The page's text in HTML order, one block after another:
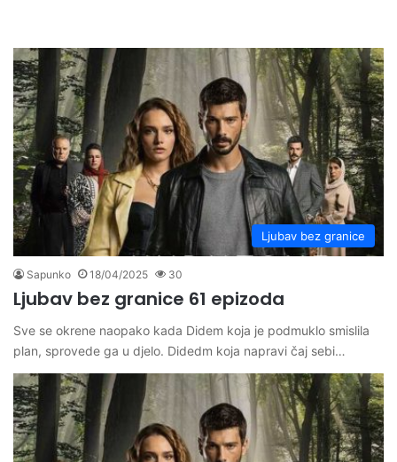
Ljubav bez granice
Sapunko 18/04/2025 30
Ljubav bez granice 61 epizoda
Sve se okrene naopako kada Didem koja je podmuklo smislila
plan, sprovede ga u djelo. Didedm koja napravi čaj sebi…